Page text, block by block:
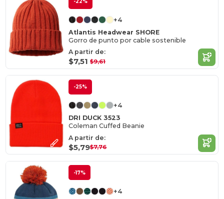
-22%
+4
Atlantis Headwear SHORE
Gorro de punto por cable sostenible
A partir de:
$7,51 $9,61
-25%
+4
DRI DUCK 3523
Coleman Cuffed Beanie
A partir de:
$5,79$7,76
-17%
+4